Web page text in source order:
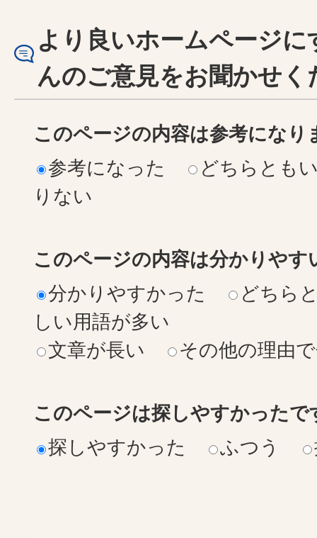
より良いホームページ
んのご意見をお聞かせく
このページの内容は参考になり
参考になった
どちらとも
りない
このページの内容は分かりやす
分かりやすかった
どちら
しい用語が多い
文章が長い
その他の理由
このページは探しやすかったで
探しやすかった
ふつう